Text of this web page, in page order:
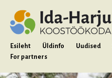
Esileht Üldinfo Uudised
For partners